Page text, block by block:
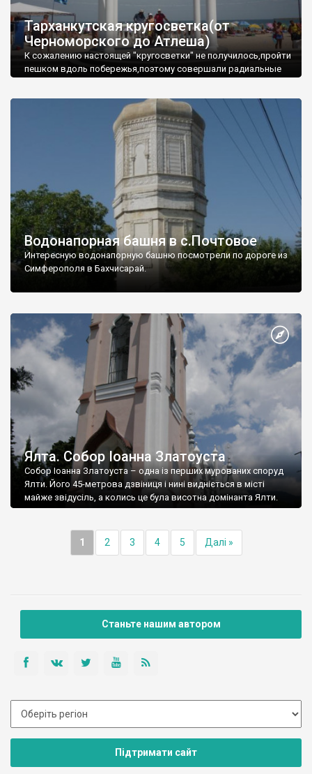
Тарханкутская кругосветка(от
Черноморского до Атлеша)
К сожалению настоящей "кругосветки" не получилось,пройти
пешком вдоль побережья,поэтому совершали радиальные
Водонапорная башня в с.Почтовое
Интересную водонапорную башню посмотрели по дороге из
Симферополя в Бахчисарай.
Ялта. Собор Іоанна Златоуста
Собор Іоанна Златоуста – одна із перших мурованих споруд
Ялти. Його 45-метрова дзвіниця і нині видніється в місті
майже звідусіль, а колись це була висотна домінанта Ялти.
1 2 3 4 5 Далі »
Станьте нашим автором
Підтримати сайт